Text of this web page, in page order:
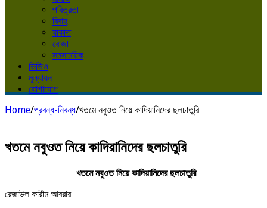
পবিত্রতা
বিবাহ
যাকাত
রোজা
সমসাময়িক
ভিডিও
মূল্যায়ন
যোগাযোগ
Home/প্রবন্ধ-নিবন্ধ/খতমে নবুওত নিয়ে কাদিয়ানিদের ছলচাতুরি
খতমে নবুওত নিয়ে কাদিয়ানিদের ছলচাতুরি
খতমে নবুওত নিয়ে কাদিয়ানিদের ছলচাতুরি
রেজাউল কারীম আবরার